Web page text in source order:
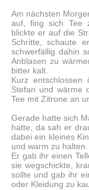
Am nächsten
auf, fing sich Tee
blickte er auf die
Schritte, schaute
schwerfällig dahin
Anblasen zu
bitter kalt.
Kurz
Stefan und wärme
Tee mit Zitrone an
Gerade hatte sich
hatte, da sah er
dabei ein kleines
und warm zu
Er gab ihr einen
sie wegschickte,
sollte und gab ihr
oder Kleidung zu